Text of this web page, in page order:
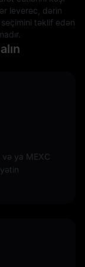
leverec, dərin
seçimini təklif edən
ya MEXC